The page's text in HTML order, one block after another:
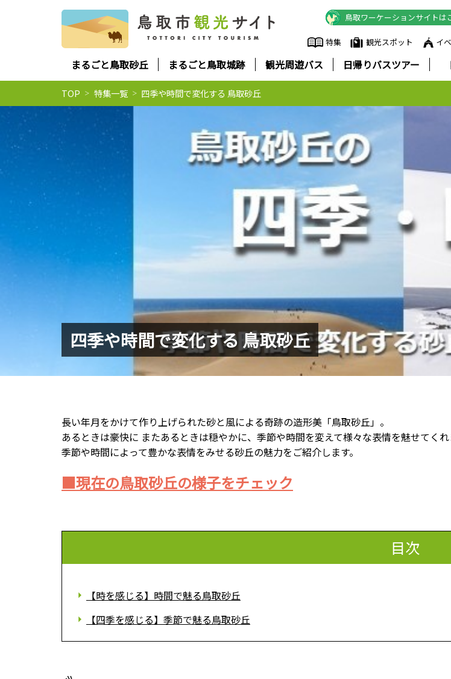
特集 観光スポット イ
鳥取ワーケーションサイトは
まるごと鳥取砂丘 まるごと鳥取城跡 観光周遊バス 日帰りバスツアー
TOP 特集一覧 四季や時間で変化する 鳥取砂丘
四季や時間で変化する 鳥取砂丘
長い年月をかけて作り上げられた砂と風による奇跡の造形美「鳥取砂丘」。
あるときは豪快に またあるときは穏やかに、季節や時間を変えて様々な表情を魅せてくれ
季節や時間によって豊かな表情をみせる砂丘の魅力をご紹介します。
■現在の鳥取砂丘の様子をチェック
目次
【時を感じる】時間で魅る鳥取砂丘
【四季を感じる】季節で魅る鳥取砂丘